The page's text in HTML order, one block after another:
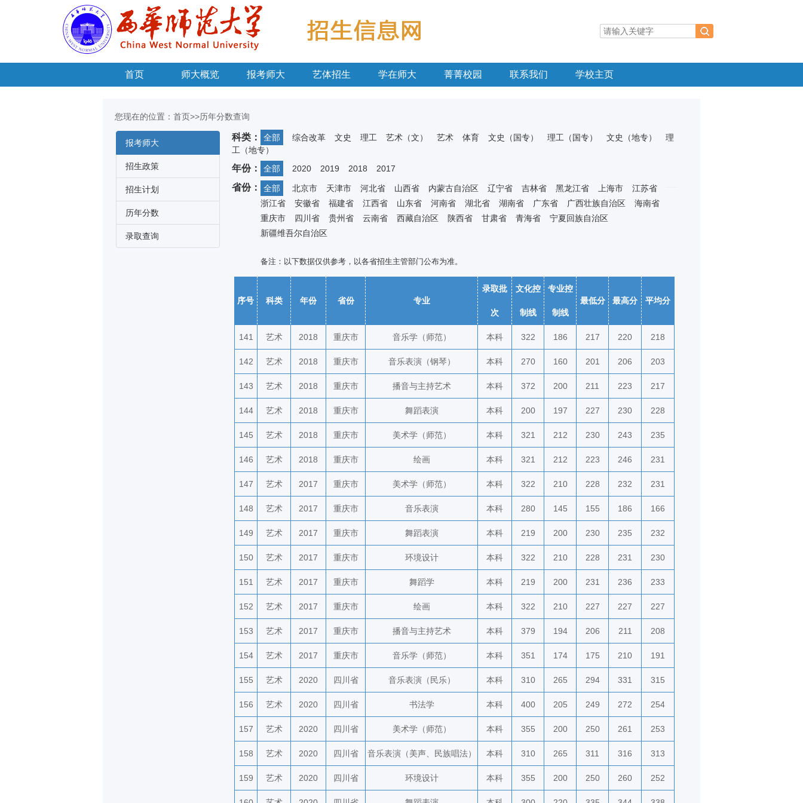
首页 师大概览 报考师大 艺体招生 学在师大 菁菁校园 联系我们 学校主页
您现在的位置： 首页>>历年分数查询
报考师大
招生政策
招生计划
历年分数
录取查询
科类： 全部 综合改革 文史 理工 艺术（文） 艺术 体育 文史（国专） 理工（国专） 文史（地专）
理
工（地专）
年份： 全部 2020 2019 2018 2017
省份： 全部 北京市 天津市 河北省 山西省 内蒙古自治区 辽宁省 吉林省 黑龙江省 上海市
江苏省
浙江省
安徽省 福建省 江西省 山东省 河南省 湖北省 湖南省 广东省 广西壮族自治区
海南省
重庆市
四川省 贵州省 云南省 西藏自治区 陕西省 甘肃省 青海省
宁夏回族自治区
新疆维吾尔自治区
备注：以下数据仅供参考，以各省招生主管部门公布为准。
序号 科类 年份 省份 专业
录取批
次
文化控
制线
专业控
制线
最低分 最高分 平均分
141 艺术 2018 重庆市 音乐学（师范） 本科 322 186 217 220 218
142 艺术 2018 重庆市 音乐表演（钢琴） 本科 270 160 201 206 203
143 艺术 2018 重庆市 播音与主持艺术 本科 372 200 211 223 217
144 艺术 2018 重庆市 舞蹈表演 本科 200 197 227 230 228
145 艺术 2018 重庆市 美术学（师范） 本科 321 212 230 243 235
146 艺术 2018 重庆市 绘画 本科 321 212 223 246 231
147 艺术 2017 重庆市 美术学（师范） 本科 322 210 228 232 231
148 艺术 2017 重庆市 音乐表演 本科 280 145 155 186 166
149 艺术 2017 重庆市 舞蹈表演 本科 219 200 230 235 232
150 艺术 2017 重庆市 环境设计 本科 322 210 228 231 230
151 艺术 2017 重庆市 舞蹈学 本科 219 200 231 236 233
152 艺术 2017 重庆市 绘画 本科 322 210 227 227 227
153 艺术 2017 重庆市 播音与主持艺术 本科 379 194 206 211 208
154 艺术 2017 重庆市 音乐学（师范） 本科 351 174 175 210 191
155 艺术 2020 四川省 音乐表演（民乐） 本科 310 265 294 331 315
156 艺术 2020 四川省 书法学 本科 400 205 249 272 254
157 艺术 2020 四川省 美术学（师范） 本科 355 200 250 261 253
158 艺术 2020 四川省 音乐表演（美声、民族唱法） 本科 310 265 311 316 313
159 艺术 2020 四川省 环境设计 本科 355 200 250 260 252